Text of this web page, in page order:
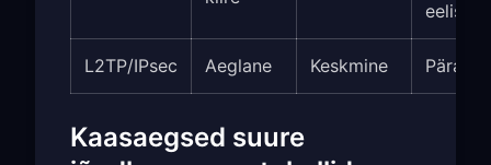
L2TP/IPsec Aeglane Keskmine
Kaasaegsed suure